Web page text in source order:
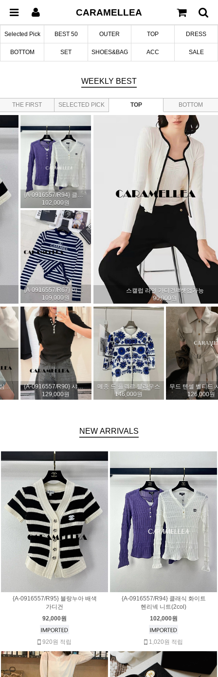
CARAMELLEA
Selected Pick BEST 50 OUTER TOP DRESS
BOTTOM SET SHOES&BAG ACC SALE
WEEKLY BEST
THE FIRST
SELECTED PICK TOP BOTTOM
트윙클 스트라스 데님 팬츠
134,000원
142,000원
142,000원
프렌치 서머 플로럴 스커트 (2col)
86,000원
{수입}르블랑 실키 와이드 팬츠 (2col)
116,000원
가든 플로럴 팬츠
118,000원
NEW ARRIVALS
{A-0916557/R95} 블랑누아 배색
가디건
92,000원
920원 적립
{A-0916557/R94} 클래식 화이트
헨리넥 니트(2col)
102,000원
1,020원 적립